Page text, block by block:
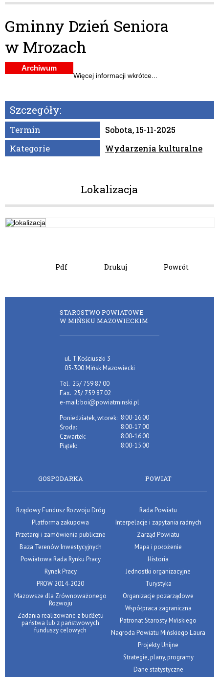
Szukana
Kategoria
zakresie
Miejsce
Organizator
Gminny Dzień Seniora
w Mrozach
Archiwum
Więcej informacji wkrótce...
Szczegóły:
Termin
Sobota, 15-11-2025
Kategorie
Wydarzenia kulturalne
Lokalizacja
Pdf Drukuj Powrót
STAROSTWO POWIATOWE
W MIŃSKU MAZOWIECKIM
ul. T.Kościuszki 3
05-300 Mińsk Mazowiecki
Tel. 25/ 759 87 00
Fax. 25/ 759 87 02
e-mail:boi@powiatminski.pl
Poniedziałek, wtorek: 8:00-16:00
Środa:
8:00-17:00
Czwartek:
8:00-16:00
Piątek:
8:00-15:00
GOSPODARKA
Rządowy Fundusz Rozwoju Dróg
Platforma zakupowa
Przetargi i zamówienia publiczne
Baza Terenów Inwestycyjnych
Powiatowa Rada Rynku Pracy
Rynek Pracy
PROW 2014-2020
Mazowsze dla Zrównoważonego
Rozwoju
Zadania realizowane z budżetu
państwa lub z państwowych
funduszy celowych
POWIAT
Rada Powiatu
Interpelacje i zapytania radnych
Zarząd Powiatu
Mapa i położenie
Historia
Jednostki organizacyjne
Turystyka
Organizacje pozarządowe
Współpraca zagraniczna
Patronat Starosty Mińskiego
Nagroda Powiatu Mińskiego Laura
Projekty Unijne
Strategie, plany, programy
Dane statystyczne